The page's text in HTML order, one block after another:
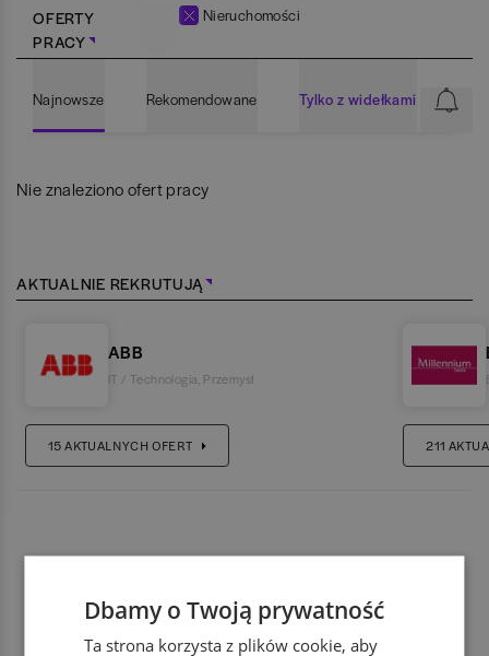
OFERTY
PRACY
Nieruchomości
Najnowsze Rekomendowane Tylko z widełkami
Nie znaleziono ofert pracy
AKTUALNIE REKRUTUJĄ
ABB
IT / Technologia Przemysł
15AKTUALNYCH OFERT 211
Dbamy o Twoją prywatność
Ta strona korzysta z plików cookie, aby